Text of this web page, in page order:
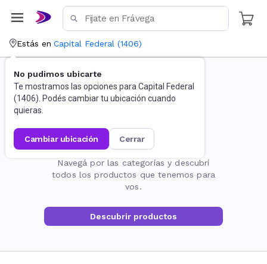
Estás en Capital Federal (1406)
No pudimos ubicarte
Te mostramos las opciones para Capital Federal
(1406). Podés cambiar tu ubicación cuando
quieras.
cambiar ubicación cerrar
La página no existe
Navegá por las categorías y descubrí
todos los productos que tenemos para
vos.
Descubrir productos